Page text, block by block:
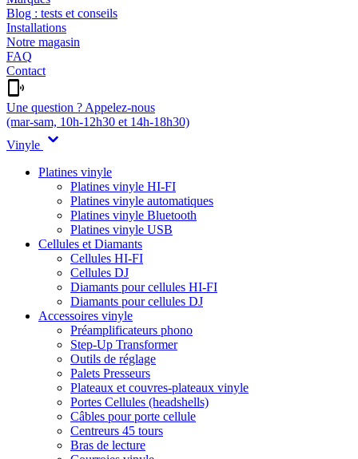
Blog : tests et conseils
Installations
Notre magasin
FAQ
Contact
Une question ? Appelez-nous
(mar-sam, 10h-12h30 et 14h-18h30)
Vinyle
Platines vinyle
Platines vinyle HI-FI
Platines vinyle automatiques
Platines vinyle Bluetooth
Platines vinyle USB
Cellules et Diamants
Cellules HI-FI
Cellules DJ
Diamants pour cellules HI-FI
Diamants pour cellules DJ
Accessoires vinyle
Préamplificateurs phono
Step-Up Transformer
Outils de réglage
Palets Presseurs
Plateaux et couvres-plateaux vinyle
Portes Cellules (headshells)
Câbles pour porte cellule
Centreurs 45 tours
Bras de lecture